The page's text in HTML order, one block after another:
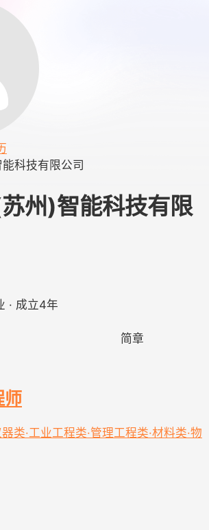
州)智能科技有限
· 成立4年
简章
师
类·工业工程类·管理工程类·材料类·物